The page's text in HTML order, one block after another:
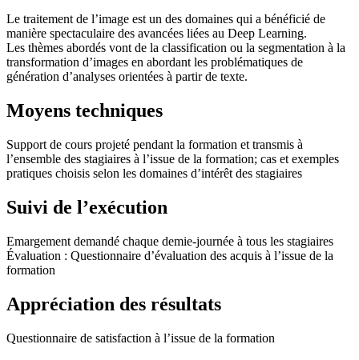
Le traitement de l’image est un des domaines qui a bénéficié de
manière spectaculaire des avancées liées au Deep Learning.
Les thèmes abordés vont de la classification ou la segmentation à la
transformation d’images en abordant les problématiques de
génération d’analyses orientées à partir de texte.
Moyens techniques
Support de cours projeté pendant la formation et transmis à
l’ensemble des stagiaires à l’issue de la formation; cas et exemples
pratiques choisis selon les domaines d’intérêt des stagiaires
Suivi de l’exécution
Emargement demandé chaque demie-journée à tous les stagiaires
Évaluation : Questionnaire d’évaluation des acquis à l’issue de la
formation
Appréciation des résultats
Questionnaire de satisfaction à l’issue de la formation